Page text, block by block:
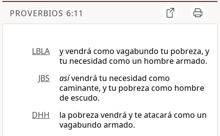
PROVERBIOS 6:11
LBLA
y vendrá como vagabundo tu pobreza, y
tu necesidad como un hombre armado.
JBS
asívendrá tu necesidad como
caminante, y tu pobreza como hombre
de escudo.
DHH
la pobreza vendrá y te atacará como un
vagabundo armado.